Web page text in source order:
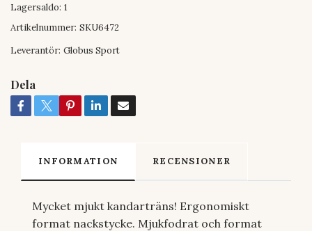
Lagersaldo: 1
Artikelnummer: SKU6472
Leverantör: Globus Sport
Dela
INFORMATION RECENSIONER
Mycket mjukt kandarträns! Ergonomiskt
format nackstycke. Mjukfodrat och format